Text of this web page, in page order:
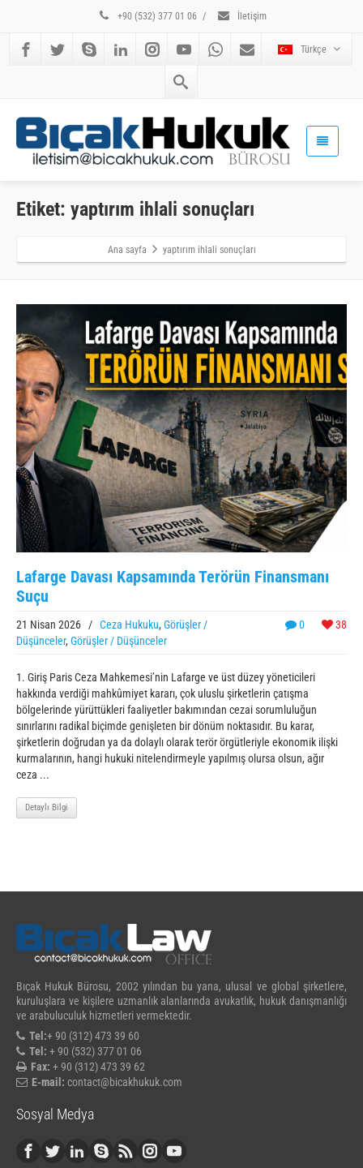
+90 (532) 377 01 06 / İletişim
Türkçe
Etiket: yaptırım ihlali sonuçları
Ana sayfa yaptırım ihlali sonuçları
Lafarge Davası Kapsamında Terörün Finansmanı
Suçu
0 38
21 Nisan 2026 / Ceza Hukuku, Görüşler /
Düşünceler, Görüşler / Düşünceler
1. Giriş Paris Ceza Mahkemesi’nin Lafarge ve üst düzey yöneticileri
hakkında verdiği mahkûmiyet kararı, çok uluslu şirketlerin çatışma
bölgelerinde yürüttükleri faaliyetler bakımından cezai sorumluluğun
sınırlarını radikal biçimde genişleten bir dönüm noktasıdır. Bu karar,
şirketlerin doğrudan ya da dolaylı olarak terör örgütleriyle ekonomik ilişki
kurmalarının, hangi hukuki nitelendirmeyle yapılmış olursa olsun, ağır
ceza ...
Detaylı Bilgi
Bıçak Hukuk Bürosu, 2002 yılından bu yana, ulusal ve global şirketlere,
kuruluşlara ve kişilere uzmanlık alanlarında avukatlık, hukuk danışmanlığı
ve arabuluculuk hizmetleri vermektedir.
Tel:+ 90 (312) 473 39 60
Tel: + 90 (532) 377 01 06
Fax: + 90 (312) 473 39 62
E-mail: contact@bicakhukuk.com
Sosyal Medya